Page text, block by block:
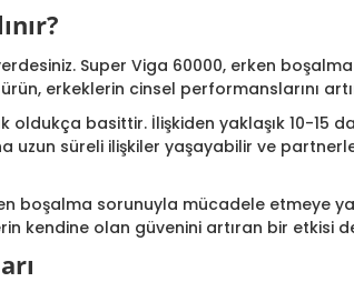
Super Viga 60000, erken
erkeklerin cinsel performanslarını
basittir. İlişkiden yaklaşık 10-15
uzun süreli ilişkiler yaşayabilir ve
boşalma sorunuyla mücadele etmeye
kendine olan güvenini artıran bir